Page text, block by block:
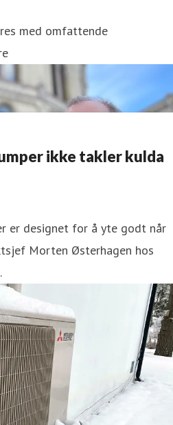
med omfattende
ikke takler kulda
er designet for å yte godt når
Morten Østerhagen hos